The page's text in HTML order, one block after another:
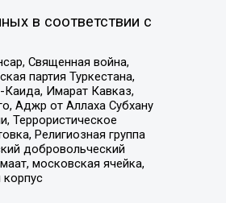
в соответствии с
Священная война,
партия Туркестана,
Имарат Кавказ,
Аджр от Аллаха Субхану
Террористическое
Религиозная группа
добровольческий
московская ячейка,